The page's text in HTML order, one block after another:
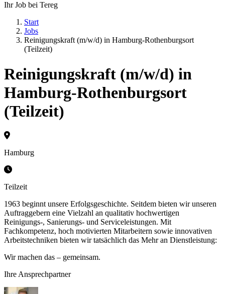
Ihr Job bei Tereg
Start
Jobs
Reinigungskraft (m/w/d) in Hamburg-Rothenburgsort
(Teilzeit)
Reinigungskraft (m/w/d) in
Hamburg-Rothenburgsort
(Teilzeit)
Hamburg
Teilzeit
1963 beginnt unsere Erfolgsgeschichte. Seitdem bieten wir unseren
Auftraggebern eine Vielzahl an qualitativ hochwertigen
Reinigungs-, Sanierungs- und Serviceleistungen. Mit
Fachkompetenz, hoch motivierten Mitarbeitern sowie innovativen
Arbeitstechniken bieten wir tatsächlich das Mehr an Dienstleistung:
Wir machen das – gemeinsam.
Ihre Ansprechpartner